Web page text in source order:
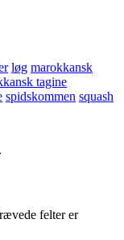
løg marokkansk
tagine
spidskommen squash
felter er